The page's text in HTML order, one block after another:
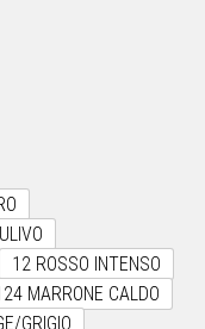
12 ROSSO INTENSO
MARRONE CALDO
GRIGIO